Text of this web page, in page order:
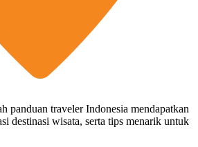
panduan traveler Indonesia mendapatkan
destinasi wisata, serta tips menarik untuk